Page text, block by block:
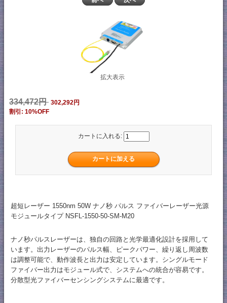
拡大表示
334,472円 302,292円
割引: 10%OFF
カートに入れる:
超短レーザー 1550nm 50W ナノ秒 パルス ファイバーレーザー光源
モジュールタイプ NSFL-1550-50-SM-M20
ナノ秒パルスレーザーは、独自の回路と光学最適化設計を採用して
います。出力レーザーのパルス幅、ピークパワー、繰り返し周波数
は調整可能で、動作波長と出力は安定しています。シングルモード
ファイバー出力はモジュール式で、システムへの統合が容易です。
分散型光ファイバーセンシングシステムに最適です。